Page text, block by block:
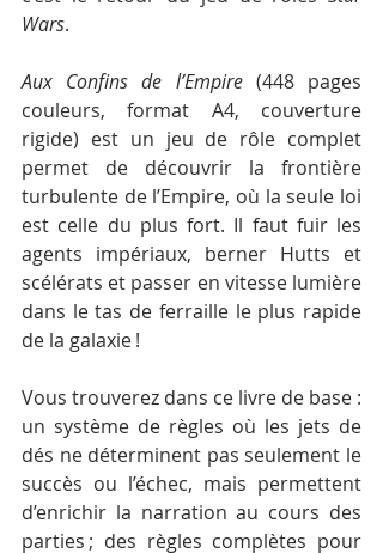
Wars.
Aux Confins de l’Empire (448 pages
couleurs, format A4, couverture
rigide) est un jeu de rôle complet
permet de découvrir la frontière
turbulente de l’Empire, où la seule loi
est celle du plus fort. Il faut fuir les
agents impériaux, berner Hutts et
scélérats et passer en vitesse lumière
dans le tas de ferraille le plus rapide
de la galaxie !
Vous trouverez dans ce livre de base :
un système de règles où les jets de
dés ne déterminent pas seulement le
succès ou l’échec, mais permettent
d’enrichir la narration au cours des
parties ; des règles complètes pour